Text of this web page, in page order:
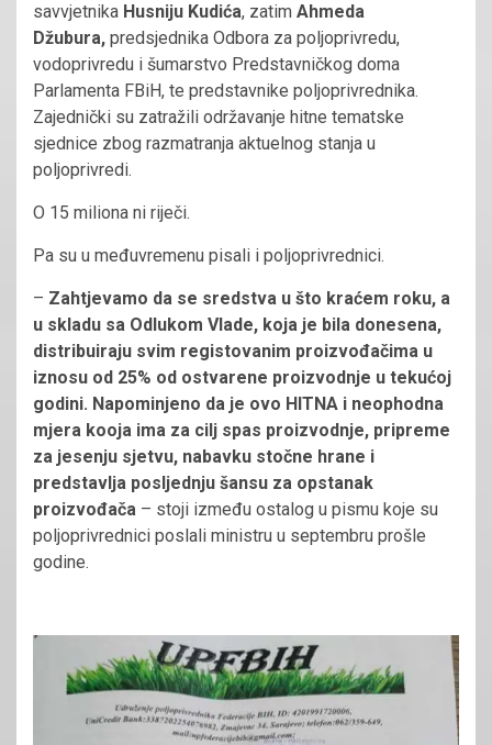
savvjetnika Husniju Kudića, zatim Ahmeda
Džubura, predsjednika Odbora za poljoprivredu,
vodoprivredu i šumarstvo Predstavničkog doma
Parlamenta FBiH, te predstavnike poljoprivrednika.
Zajednički su zatražili održavanje hitne tematske
sjednice zbog razmatranja aktuelnog stanja u
poljoprivredi.
O 15 miliona ni riječi.
Pa su u međuvremenu pisali i poljoprivrednici.
– Zahtjevamo da se sredstva u što kraćem roku, a
u skladu sa Odlukom Vlade, koja je bila donesena,
distribuiraju svim registovanim proizvođačima u
iznosu od 25% od ostvarene proizvodnje u tekućoj
godini. Napominjeno da je ovo HITNA i neophodna
mjera kooja ima za cilj spas proizvodnje, pripreme
za jesenju sjetvu, nabavku stočne hrane i
predstavlja posljednju šansu za opstanak
proizvođača – stoji između ostalog u pismu koje su
poljoprivrednici poslali ministru u septembru prošle
godine.